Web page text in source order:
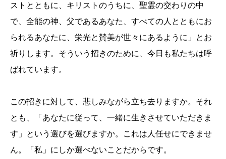
ストとともに、キリストのうちに、聖霊の交わりの中
で、全能の神、父であるあなた、すべての人とともにお
られるあなたに、栄光と賛美が世々にあるように」とお
祈りします。そういう招きのために、今日も私たちは呼
ばれています。
この招きに対して、悲しみながら立ち去りますか。それ
とも、「あなたに従って、一緒に生きさせていただきま
す」という選びを選びますか。これは人任せにできませ
ん。「私」にしか選べないことだからです。